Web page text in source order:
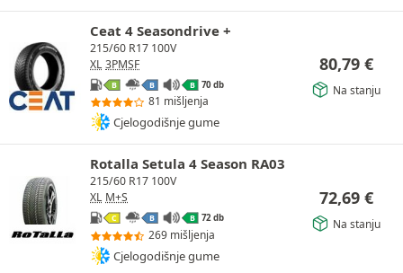
Ceat 4 Seasondrive +
215/60 R17 100V
XL 3PMSF
B B B 70 db
81 mišljenja
Cjelogodišnje gume
80,79 €
Na stanju
Rotalla Setula 4 Season RA03
215/60 R17 100V
XL M+S
C B B 72 db
269 mišljenja
Cjelogodišnje gume
72,69 €
Na stanju